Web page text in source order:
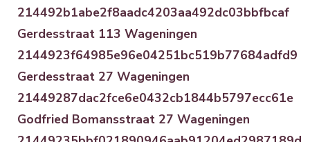
214492b1abe2f8aadc4203aa492dc03bbfbcaf
Gerdesstraat 113 Wageningen
2144923f64985e96e04251bc519b77684adfd9
Gerdesstraat 27 Wageningen
21449287dac2fce6e0432cb1844b5797ecc61e
Godfried Bomansstraat 27 Wageningen